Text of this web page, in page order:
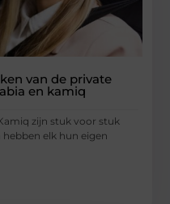
van de private
en kamiq
zijn stuk voor stuk
elk hun eigen